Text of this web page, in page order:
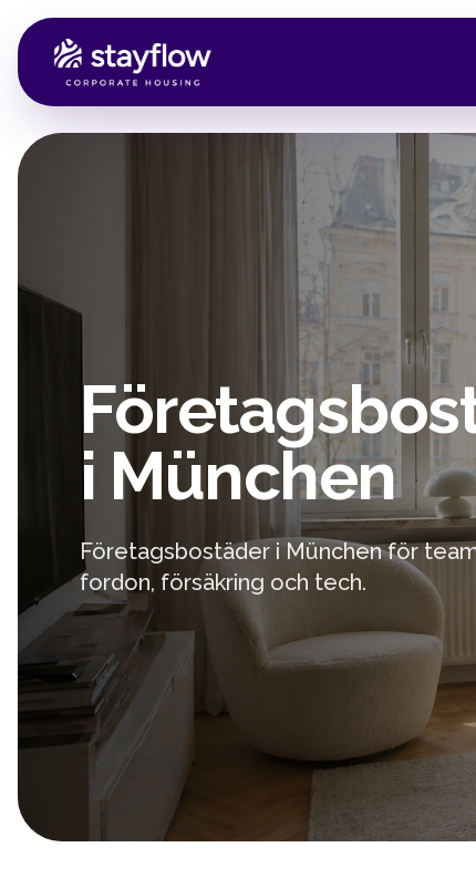
i München
Företagsbostäder i München för
fordon, försäkring och tech.